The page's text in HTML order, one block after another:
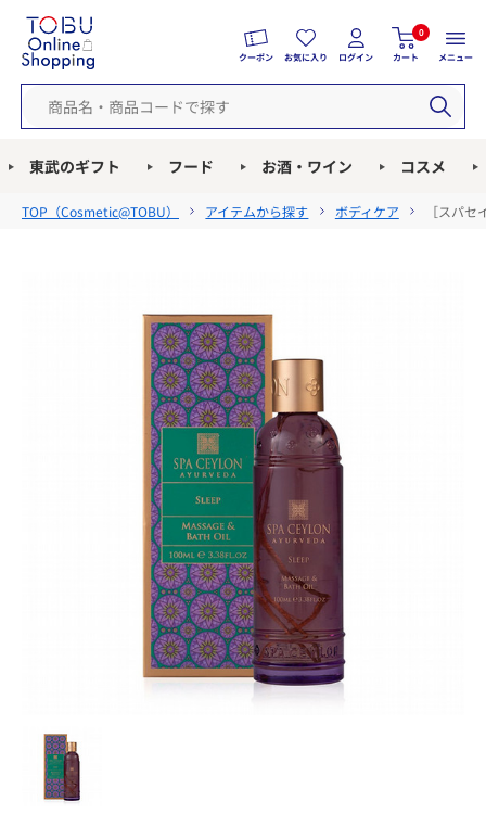
クーポン お気に入り ログイン
0
カート メニュー
東武のギフト フード お酒・ワイン コスメ
TOP（Cosmetic@TOBU） アイテムから探す ボディケア ［スパ